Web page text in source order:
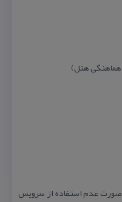
كودكان زیر ۵ سال در صورت عدم استفاده از سرویس